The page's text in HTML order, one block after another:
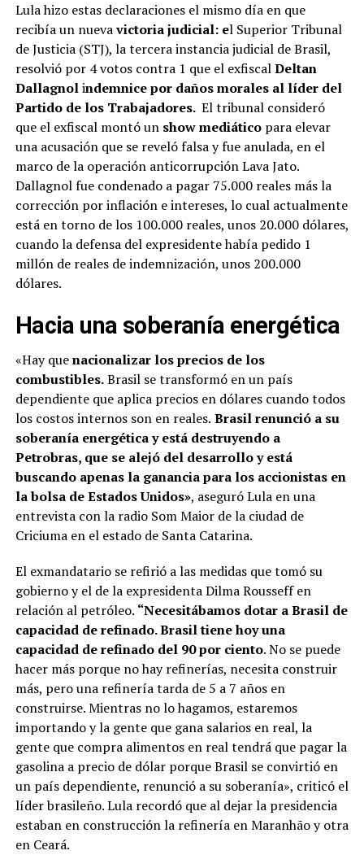
Lula hizo estas declaraciones el mismo día en que
recibía un nuevavictoria judicial: el Superior Tribunal
de Justicia (STJ), la tercera instancia judicial de Brasil,
resolvió por 4 votos contra 1 que el exfiscalDeltan
Dallagnolindemnice por daños morales al líder del
Partido de los Trabajadores. El tribunal consideró
que el exfiscal montó un show mediáticopara elevar
una acusación que se reveló falsa y fue anulada, en el
marco de la operación anticorrupción Lava Jato.
Dallagnol fue condenado a pagar 75.000 reales más la
corrección por inflación e intereses, lo cual actualmente
está en torno de los 100.000 reales, unos 20.000 dólares,
cuando la defensa del expresidente había pedido 1
millón de reales de indemnización, unos 200.000
dólares.
Hacia una soberanía energética
«Hay quenacionalizar los precios de los
combustibles.Brasil se transformó en un país
dependiente que aplica precios en dólares cuando todos
los costos internos son en reales. Brasil renunció a su
soberanía energética y está destruyendo a
Petrobras, que se alejó del desarrollo y está
buscando apenas la ganancia para los accionistas en
la bolsa de Estados Unidos», aseguró Lula en una
entrevista con la radio Som Maior de la ciudad de
Criciuma en el estado de Santa Catarina.
El exmandatario se refirió a las medidas que tomó su
gobierno y el de la expresidenta Dilma Rousseff en
relación al petróleo. “Necesitábamos dotar a Brasil de
capacidad de refinado. Brasil tiene hoy una
capacidad de refinado del 90 por ciento. No se puede
hacer más porque no hay refinerías, necesita construir
más, pero una refinería tarda de 5 a 7 años en
construirse. Mientras no lo hagamos, estaremos
importando y la gente que gana salarios en real, la
gente que compra alimentos en real tendrá que pagar la
gasolina a precio de dólar porque Brasil se convirtió en
un país dependiente, renunció a su soberanía», criticó el
líder brasileño. Lula recordó que al dejar la presidencia
estaban en construcción la refinería en Maranhão y otra
en Ceará.